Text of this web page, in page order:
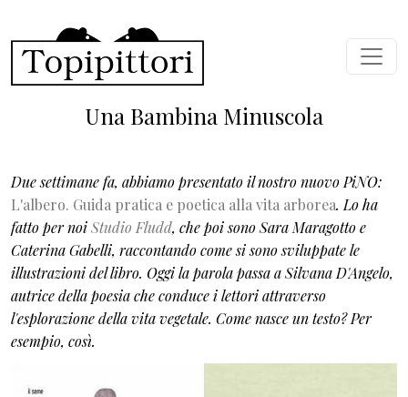
Una Bambina Minuscola
Due settimane fa, abbiamo presentato il nostro nuovo PiNO:
L'albero. Guida pratica e poetica alla vita arborea. Lo ha
fatto per noiStudio Fludd, che poi sono Sara Maragotto e
Caterina Gabelli, raccontando come si sono sviluppate le
illustrazioni del libro. Oggi la parola passa a Silvana D'Angelo,
autrice della poesia che conduce i lettori attraverso
l'esplorazione della vita vegetale. Come nasce un testo? Per
esempio, così.